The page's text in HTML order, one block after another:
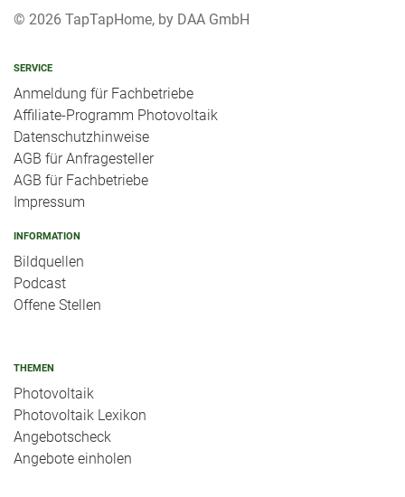
© 2026 TapTapHome, by DAA GmbH
SERVICE
Anmeldung für Fachbetriebe
Affiliate-Programm Photovoltaik
Datenschutzhinweise
AGB für Anfragesteller
AGB für Fachbetriebe
Impressum
INFORMATION
Bildquellen
Podcast
Offene Stellen
THEMEN
Photovoltaik
Photovoltaik Lexikon
Angebotscheck
Angebote einholen